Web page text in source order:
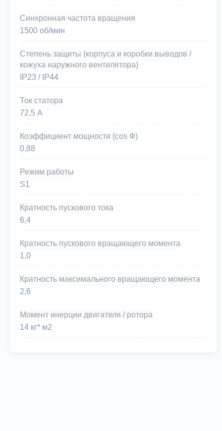
Синхронная частота вращения
1500 об/мин
Степень защиты (корпуса и коробки выводов /
кожуха наружного вентилятора)
IP23 / IP44
Ток статора
72.5 А
Коэффициент мощности (cos Ф)
0,88
Режим работы
S1
Кратность пускового тока
6,4
Кратность пускового вращающего момента
1,0
Кратность максимального вращающего момента
2,6
Момент инерции двигателя / ротора
14 кг* м2